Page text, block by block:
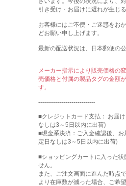
引き受け・お届けに遅れが生じ
お客様にはご不便・ご迷惑をお
どお願い申し上げます。
最新の配送状況は、日本郵便の
メーカー指示により販売価格の
売価格と付属の製品タグの金額
す。
-----------------------------
■クレジットカード支払： お届
なしは3～5日以内に出荷)
■現金系決済：ご入金確認後、
定日なしは3～5日以内に出荷)
■ショッピングカートに入った
せん。
また、ご注文画面に進んだ時点
より在庫数が減った場合、ご希